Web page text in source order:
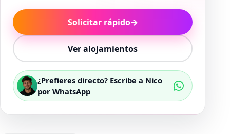
Solicitar rápido→
Ver alojamientos
¿Prefieres directo? Escribe a Nico
por WhatsApp